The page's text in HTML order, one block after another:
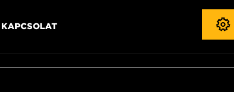
KAPCSOLAT